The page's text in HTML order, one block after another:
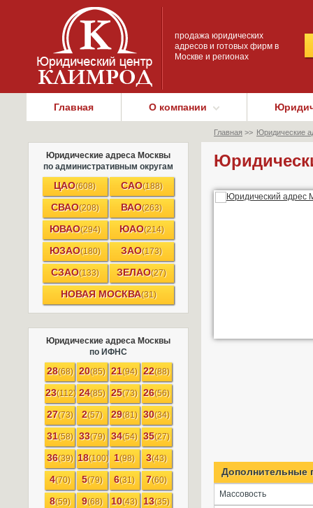
продажа юридических
адресов и готовых фирм в
Москве и регионах
Главная О компании
Юридические адреса Москвы
по административным округам
ЦАО(608) САО(188)
СВАО(208) ВАО(263)
ЮВАО(294) ЮАО(214)
ЮЗАО(180) ЗАО(173)
СЗАО(133) ЗЕЛАО(27)
НОВАЯ МОСКВА(31)
Юридические адреса Москвы
по ИФНС
28(68) 20(85) 21(94) 22(88)
23(112) 24(85) 25(73) 26(56)
27(73) 2(57) 29(81) 30(34)
31(58) 33(79) 34(54) 35(27)
36(39) 18(100) 1(98) 3(43)
4(70) 5(79) 6(31) 7(60)
8(59) 9(68) 10(43) 13(35)
Главная >> Юридические
Дополнительные
Массовость